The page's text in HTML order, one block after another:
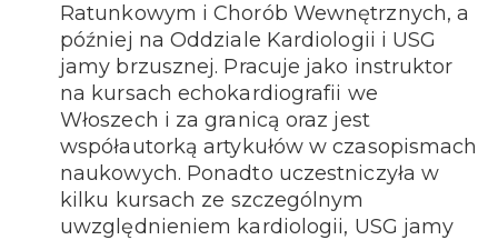
Ratunkowym i Chorób Wewnętrznych, a
później na Oddziale Kardiologii i USG
jamy brzusznej. Pracuje jako instruktor
na kursach echokardiografii we
Włoszech i za granicą oraz jest
współautorką artykułów w czasopismach
naukowych. Ponadto uczestniczyła w
kilku kursach ze szczególnym
uwzględnieniem kardiologii, USG jamy